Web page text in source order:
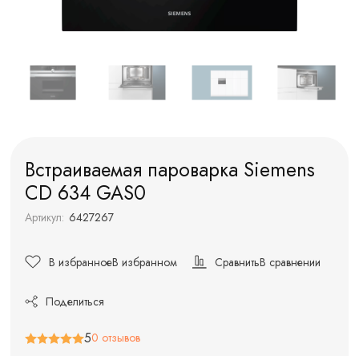
Встраиваемая пароварка Siemens
CD 634 GAS0
Артикул: 6427267
В избранноеВ избранном СравнитьВ сравнении
Поделиться
50 отзывов